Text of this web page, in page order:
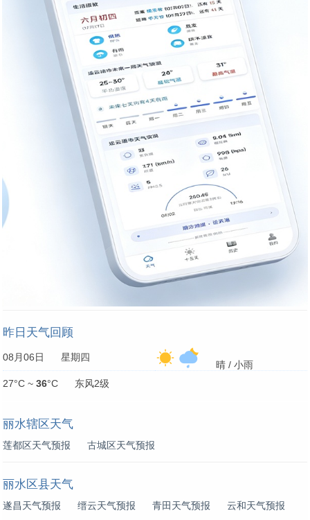
昨日天气回顾
08月06日 星期四
晴 / 小雨
27°C ~ 36°C 东风2级
丽水辖区天气
莲都区天气预报 古城区天气预报
丽水区县天气
遂昌天气预报 缙云天气预报 青田天气预报
云和天气预报